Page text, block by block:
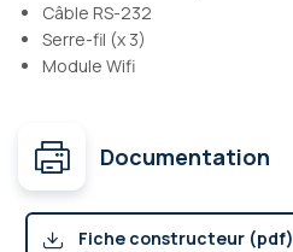
Câble RS-232
Serre-fil (x 3)
Module Wifi
Documentation
Fiche constructeur (pdf)